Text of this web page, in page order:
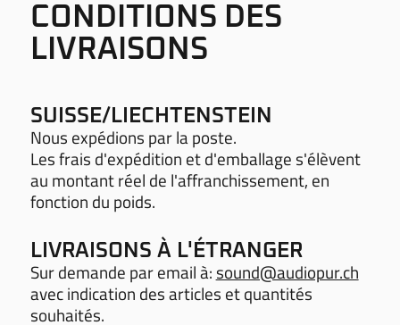
CONDITIONS DES
LIVRAISONS
SUISSE/LIECHTENSTEIN
Nous expédions par la poste.
Les frais d'expédition et d'emballage s'élèvent
au montant réel de l'affranchissement, en
fonction du poids.
LIVRAISONS À L'ÉTRANGER
Sur demande par email à: sound@audiopur.ch
avec indication des articles et quantités
souhaités.